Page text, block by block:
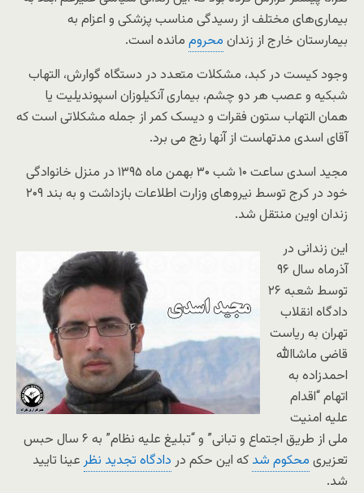
بیماری‌های مختلف از رسیدگی مناسب پزشکی و اعزام به
بیمارستان خارج از زندان محروم مانده است.
وجود کیست در کبد، مشکلات متعدد در دستگاه گوارش، التهاب
شبکیه و عصب هر دو چشم، بیماری آنکیلوزان اسپوندیلیت یا
همان التهاب ستون فقرات و دیسک کمر از جمله مشکلاتی است که
آقای اسدی مدتهاست از آنها رنج می برد.
مجید اسدی ساعت ۱۰ شب ۳۰ بهمن ماه ۱۳۹۵ در منزل خانوادگی
خود در کرج توسط نیروهای وزارت اطلاعات بازداشت و به بند ۲۰۹
زندان اوین منتقل شد.
این زندانی در
آذرماه سال ۹۶
توسط شعبه ۲۶
دادگاه انقلاب
تهران به ریاست
قاضی ماشاالله
احمدزاده به
اتهام “اقدام
علیه امنیت
ملی از طریق اجتماع و تبانی” و “تبلیغ علیه نظام” به ۶ سال حبس
تعزیری محکوم شد که این حکم در دادگاه تجدید نظرعینا تایید
شد.